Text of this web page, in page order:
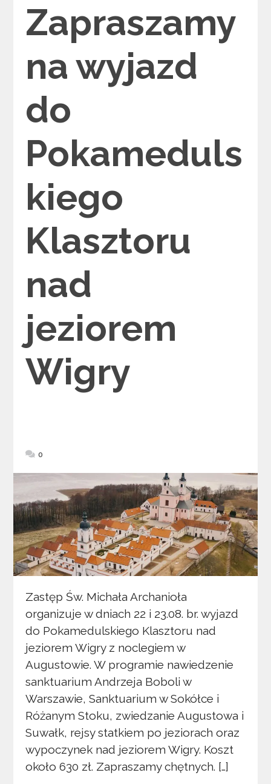
Zapraszamy
na wyjazd
do
Pokameduls
kiego
Klasztoru
nad
jeziorem
Wigry
0
Zastęp Św. Michała Archanioła
organizuje w dniach 22 i 23.08. br. wyjazd
do Pokamedulskiego Klasztoru nad
jeziorem Wigry z noclegiem w
Augustowie. W programie nawiedzenie
sanktuarium Andrzeja Boboli w
Warszawie, Sanktuarium w Sokółce i
Różanym Stoku, zwiedzanie Augustowa i
Suwałk, rejsy statkiem po jeziorach oraz
wypoczynek nad jeziorem Wigry. Koszt
około 630 zł. Zapraszamy chętnych. […]